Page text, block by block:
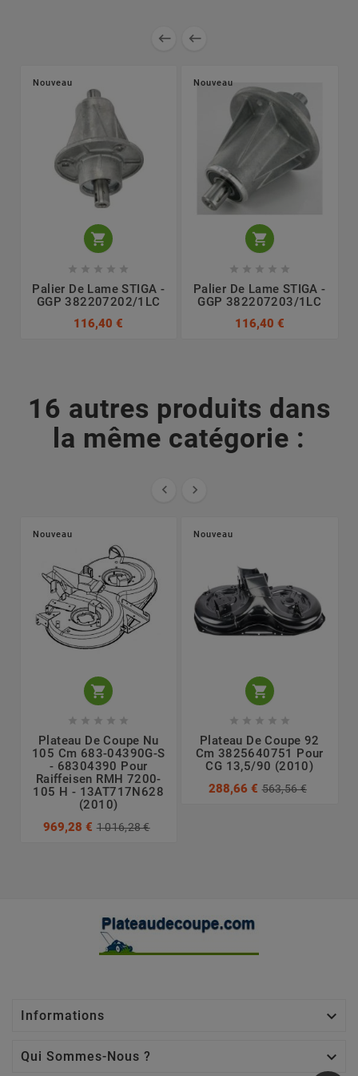
 
Nouveau

    
Palier De Lame STIGA -
GGP 382207202/1LC
116,40 €
Nouveau

    
Palier De Lame STIGA -
GGP 382207203/1LC
116,40 €
16 autres produits dans
la même catégorie :
 
Nouveau

    
Plateau De Coupe Nu
105 Cm 683-04390G-S
- 68304390 Pour
Raiffeisen RMH 7200-
105 H - 13AT717N628
(2010)
969,28 € 1 016,28 €
Nouveau

    
Plateau De Coupe 92
Cm 3825640751 Pour
CG 13,5/90 (2010)
288,66 € 563,56 €
Informations 
Qui Sommes-Nous ? 